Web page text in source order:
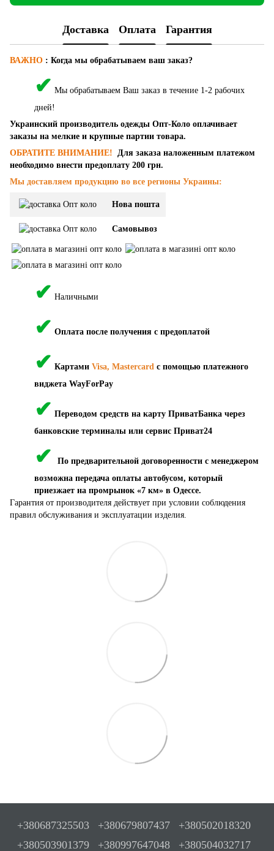
Доставка Оплата Гарантия
ВАЖНО : Когда мы обрабатываем ваш заказ?
✔ Мы обрабатываем Ваш заказ в течение 1-2 рабочих
дней!
Украинский производитель одежды Опт-Коло оплачивает
заказы на мелкие и крупные партии товара.
ОБРАТИТЕ ВНИМАНИЕ!
Для заказа наложенным платежом
необходимо внести предоплату 200 грн.
Мы доставляем продукцию во все регионы Украины:
Нова пошта
Самовывоз
✔ Наличными
✔ Оплата после получения с предоплатой
✔ Картами Visa, Mastercard с помощью платежного
виджета WayForPay
✔ Переводом средств на карту ПриватБанка через
банковские терминалы или сервис Приват24
✔
По предварительной договоренности с менеджером
возможна передача оплаты автобусом, который
приезжает на промрынок «7 км» в Одессе.
Гарантия от производителя действует при условии соблюдения
правил обслуживания и эксплуатации изделия.
+380687325503 +380679807437
+380502018320
+380503901379
+380997647048 +380504032717